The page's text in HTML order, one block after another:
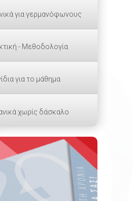
για γερμανόφωνους
- Μεθοδολογία
για το μάθημα
χωρίς δάσκαλο